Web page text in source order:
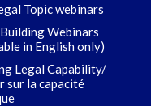
Topic webinars
Webinars
in English only)
Legal Capability/
sur la capacité